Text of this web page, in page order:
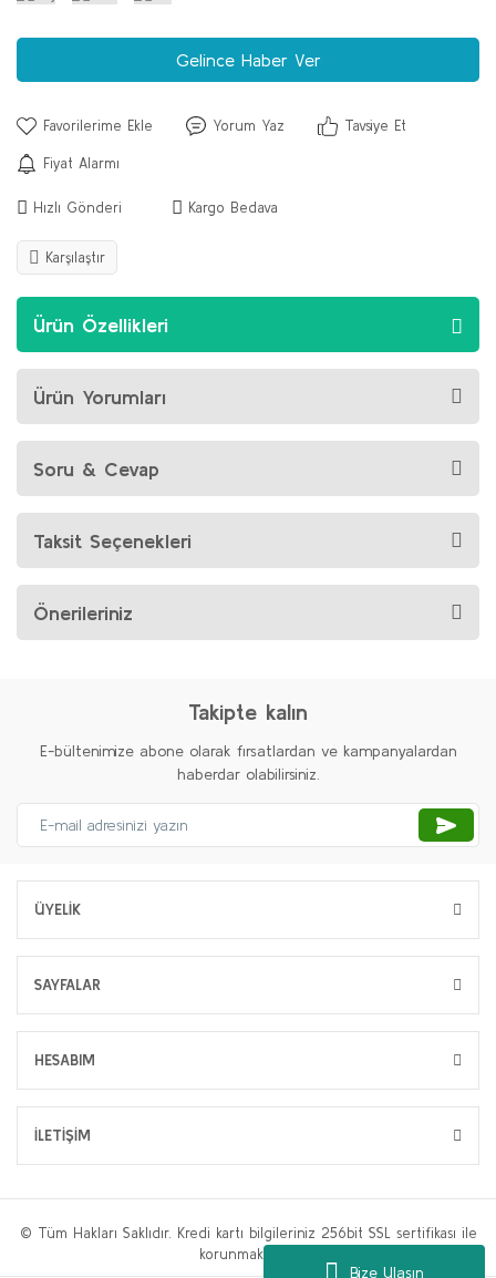
Bize Ulaşın
Gelince Haber Ver
Yorum Yaz Tavsiye Et
Fiyat Alarmı
Hızlı Gönderi Kargo Bedava
Karşılaştır
Ürün Özellikleri
Ürün Yorumları
Soru & Cevap
Taksit Seçenekleri
Önerileriniz
Takipte kalın
E-bültenimize abone olarak fırsatlardan ve kampanyalardan
haberdar olabilirsiniz.
ÜYELİK
SAYFALAR
HESABIM
İLETİŞİM
© Tüm Hakları Saklıdır. Kredi kartı bilgileriniz 256bit SSL sertifikası ile
korunmaktadır.